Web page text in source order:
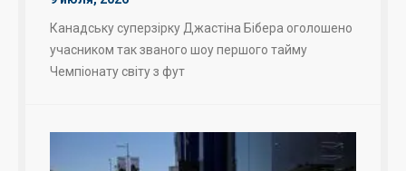
Канадську суперзірку Джастіна Бібера оголошено
учасником так званого шоу першого тайму
Чемпіонату світу з фут